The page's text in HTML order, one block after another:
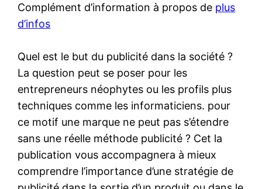
Complément d’information à propos de plus
d’infos
Quel est le but du publicité dans la société ?
La question peut se poser pour les
entrepreneurs néophytes ou les profils plus
techniques comme les informaticiens. pour
ce motif une marque ne peut pas s’étendre
sans une réelle méthode publicité ? Cet la
publication vous accompagnera à mieux
comprendre l’importance d’une stratégie de